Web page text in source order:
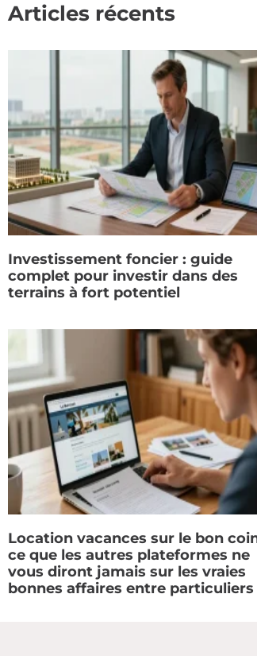
Articles récents
Investissement foncier : guide
complet pour investir dans des
terrains à fort potentiel
Location vacances sur le bon
ce que les autres plateformes ne
vous diront jamais sur les vraies
bonnes affaires entre particuliers